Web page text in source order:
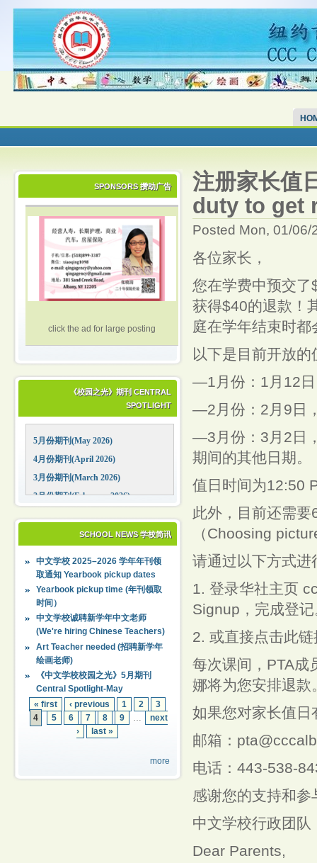
SPONSORS 攒助广告
click the ad for large posting
《校园之光》期刊 CENTRAL
SPOTLIGHT
5月份期刊(May 2026)
4月份期刊(April 2026)
3月份期刊(March 2026)
2月份期刊(February 2026)
12月份期刊(December 2025)
10月份期刊(October 2025)
09月份期刊(September 2025)
SCHOOL NEWS 学校简讯
中文学校 2025–2026 学年年刊领
取通知 Yearbook pickup dates
Yearbook pickup time (年刊领取
时间）
中文学校诚聘新学年中文老师
(We're hiring Chinese Teachers)
Art Teacher needed (招聘新学年
绘画老师)
《中文学校校园之光》5月期刊
Central Spotlight-May
« first
‹ previous 1 2
3
4
5 6 7 8 9 …
next
›
last »
more
注册家长值
duty to get
Posted Mon, 01/06/
各位家长，
您在学费中预交了
获得$40的退款！
庭在学年结束时
以下是目前开放的
—1月份：1月12日
—2月份：2月9日
—3月份：3月2日
期间的其他日期。
值日时间为12:50
此外，目前还需
（Choosing
请通过以下方式进
1. 登录华社主页
Signup，完成登记
2. 或直接点击此
每次课间，PTA成
娜将为您安排退
如果您对家长值日
邮箱：
电话：443-538-
感谢您的支持和参
中文学校行政团队
Dear Parents,